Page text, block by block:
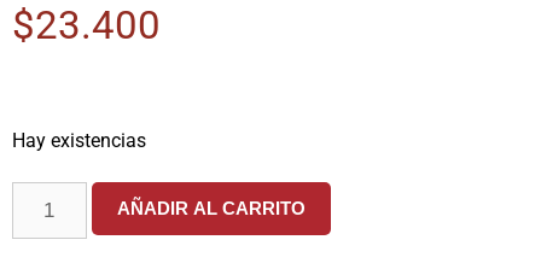
$23.400
Hay existencias
AÑADIR AL CARRITO